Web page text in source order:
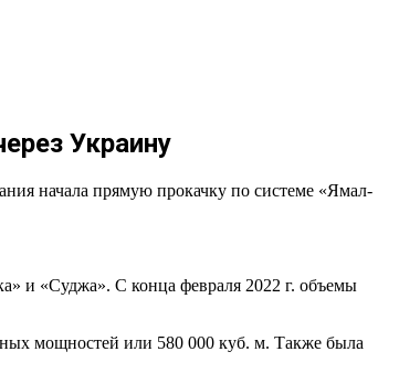
Украину
начала прямую прокачку по системе «Ямал-
и «Суджа». С конца февраля 2022 г. объемы
мощностей или 580 000 куб. м. Также была